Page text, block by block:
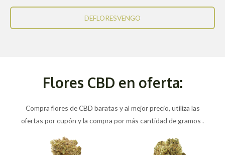
DEFLORESVENGO
Flores CBD en oferta:
Compra flores de CBD baratas y al mejor precio, utiliza las
ofertas por cupón y la compra por más cantidad de gramos .